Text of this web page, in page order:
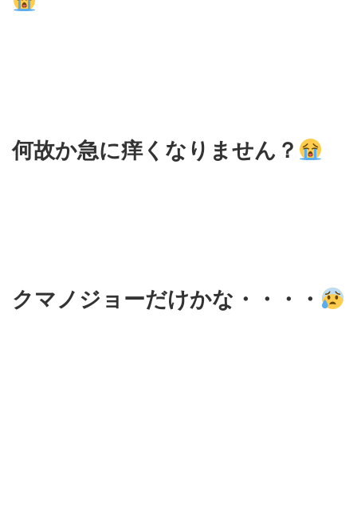
何故か急に痒くなりません？
クマノジョーだけかな・・・・